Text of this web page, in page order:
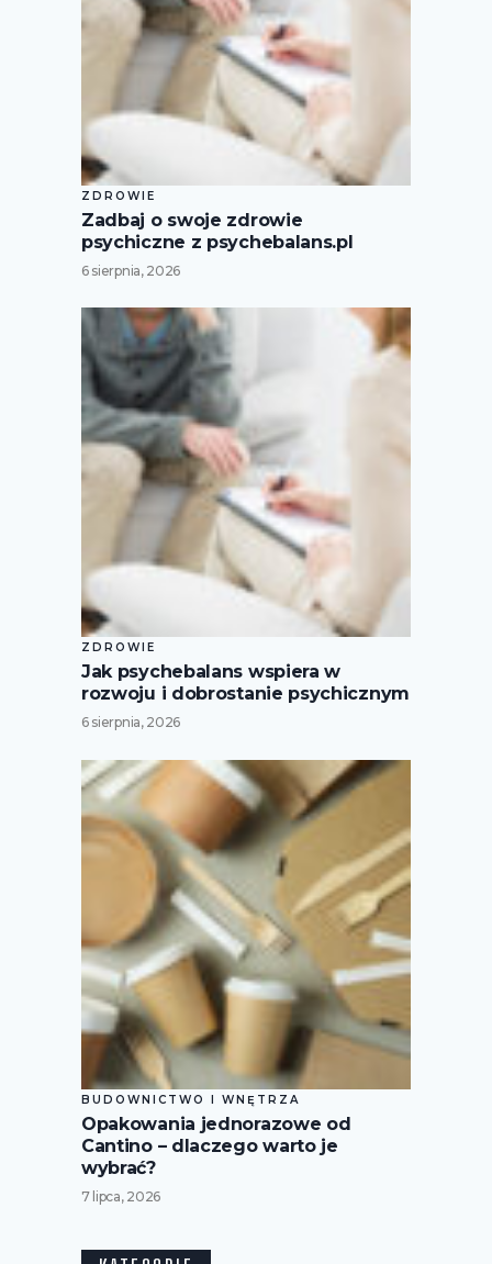
ZDROWIE
Zadbaj o swoje zdrowie
psychiczne z psychebalans.pl
6 sierpnia, 2026
ZDROWIE
Jak psychebalans wspiera w
rozwoju i dobrostanie psychicznym
6 sierpnia, 2026
BUDOWNICTWO I WNĘTRZA
Opakowania jednorazowe od
Cantino – dlaczego warto je
wybrać?
7 lipca, 2026